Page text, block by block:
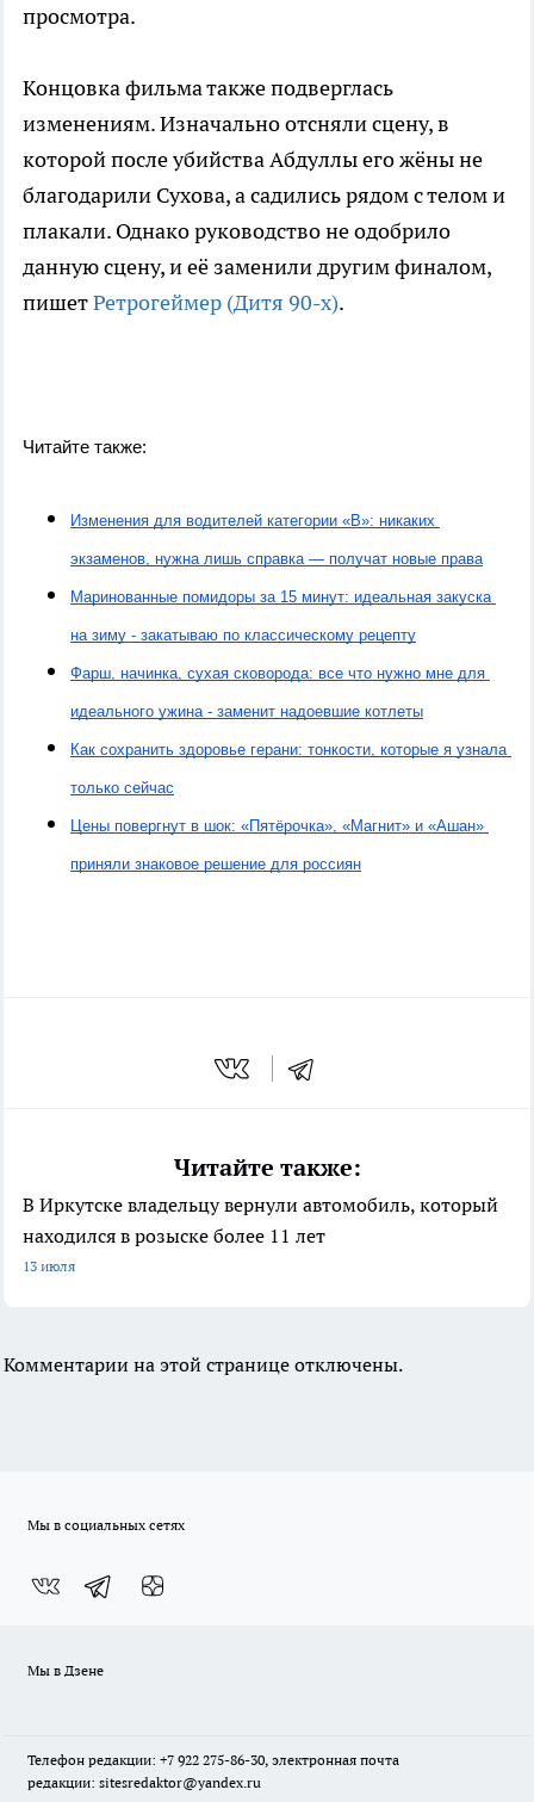
просмотра.
Концовка фильма также подверглась
изменениям. Изначально отсняли сцену, в
которой после убийства Абдуллы его жёны не
благодарили Сухова, а садились рядом с телом и
плакали. Однако руководство не одобрило
данную сцену, и её заменили другим финалом,
пишетРетрогеймер (Дитя 90-х).
Читайте также:
Изменения для водителей категории «В»: никаких
экзаменов, нужна лишь справка — получат новые права
Маринованные помидоры за 15 минут: идеальная закуска
на зиму - закатываю по классическому рецепту
Фарш, начинка, сухая сковорода: все что нужно мне для
идеального ужина - заменит надоевшие котлеты
Как сохранить здоровье герани: тонкости, которые я узнала
только сейчас
Цены повергнут в шок: «Пятёрочка», «Магнит» и «Ашан»
приняли знаковое решение для россиян
Читайте также:
В Иркутске владельцу вернули автомобиль, который
находился в розыске более 11 лет
13 июля
Комментарии на этой странице отключены.
Мы в социальных сетях
Мы в Дзене
Телефон редакции: +7 922 275-86-30, электронная почта
редакции: sitesredaktor@yandex.ru